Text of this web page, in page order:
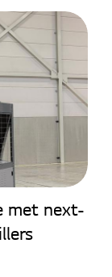
met next-